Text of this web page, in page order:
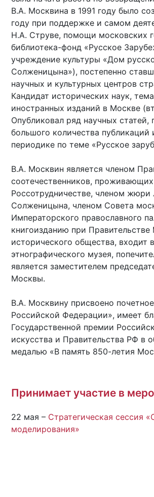
В.А. Москвина в 1991 году было
году при поддержке и самом
Н.А. Струве, помощи московских
библиотека-фонд «Русское
учреждение культуры «Дом
Солженицына»), постепенно
научных и культурных центров
Кандидат исторических наук,
иностранных изданий в Москве
Опубликовал ряд научных
большого количества
периодике по теме «Русское
В.А. Москвин является членом
соотечественников,
Россотрудничестве, членом
Солженицына, членом Совета
Императорского православного
книгоизданию при
исторического общества, входит
этнографического музея,
является заместителем
Москвы.
В.А. Москвину присвоено
Российской Федерации», имеет
Государственной премии
искусства и Правительства РФ в
медалью «В память 850-летия
Принимает участие в
22 мая – Стратегическая сессия
моделирования»